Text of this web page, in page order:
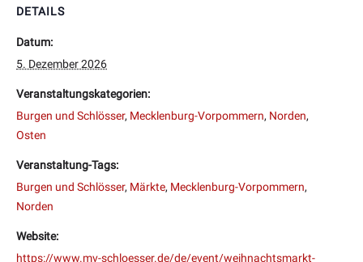
DETAILS
Datum:
5. Dezember 2026
Veranstaltungskategorien:
Burgen und Schlösser, Mecklenburg-Vorpommern, Norden,
Osten
Veranstaltung-Tags:
Burgen und Schlösser, Märkte, Mecklenburg-Vorpommern,
Norden
Website:
https://www.mv-schloesser.de/de/event/weihnachtsmarkt-